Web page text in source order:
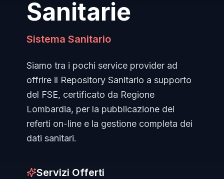
Sanitarie
Sistema Sanitario
Siamo tra i pochi service provider ad
offrire il Repository Sanitario a supporto
del FSE, certificato da Regione
Lombardia, per la pubblicazione dei
referti on-line e la gestione completa dei
dati sanitari.
Servizi Offerti